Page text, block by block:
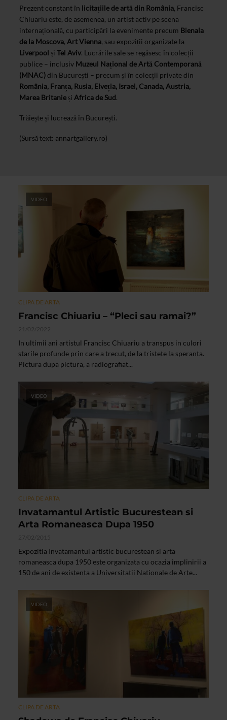
Prezent constant în licitațiile de artă din România, Francisc
Chiuariu este, de asemenea, un artist activ pe scena
internațională, cu participări la evenimente precum Bienala
de la Moscova, Art Vienna, sau expoziții organizate la
Liverpool și Tel Aviv. Lucrările sale se regăsesc în colecții
publice – inclusiv Muzeul Național de Artă Contemporană
(MNAC)din București – precum și în colecții private din
România, Franța, Rusia, Elveția, Israel, Canada, Austria,
Marea Britanie și Africa de Sud.
Trăiește și lucrează în București.
(Sursă text: annartgallery.ro)
VIDEO
CLIPA DE ARTA
Francisc Chiuariu – “Pleci sau ramai?”
21/02/2022
In ultimii ani artistul Francisc Chiuariu a transpus in culori
starile profunde prin care a trecut, de la tristete la speranta.
Pictura dupa pictura, a radiografiat...
VIDEO
CLIPA DE ARTA
Invatamantul Artistic Bucurestean si
Arta Romaneasca Dupa 1950
27/02/2015
Expozitia Invatamantul artistic bucurestean si arta
romaneasca dupa 1950 este organizata cu ocazia implinirii a
150 de ani de existenta a Universitatii Nationale de Arte...
VIDEO
CLIPA DE ARTA